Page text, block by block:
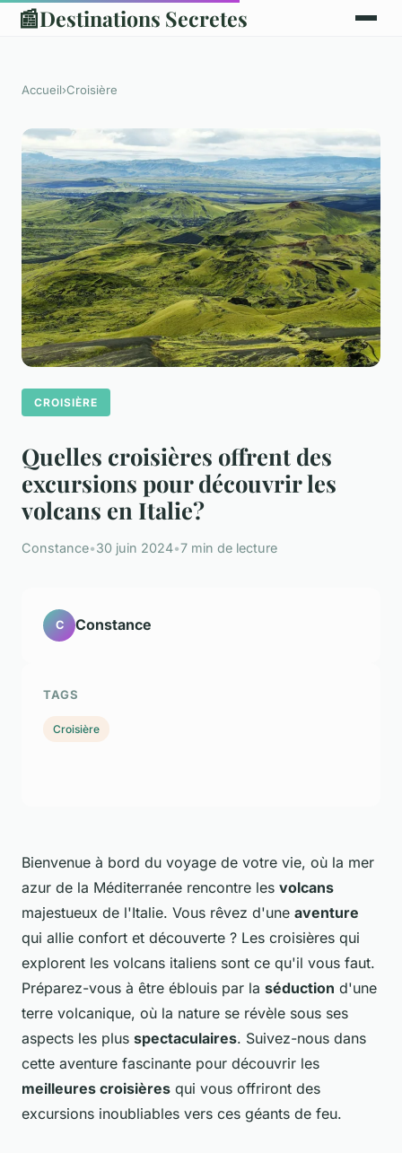
📰Destinations Secretes
Accueil›Croisière
CROISIÈRE
Quelles croisières offrent des
excursions pour découvrir les
volcans en Italie?
Constance•30 juin 2024•7 min de lecture
Bienvenue à bord du voyage de votre vie, où la mer
azur de la Méditerranée rencontre les volcans
majestueux de l'Italie. Vous rêvez d'une aventure
qui allie confort et découverte ? Les croisières qui
explorent les volcans italiens sont ce qu'il vous faut.
Préparez-vous à être éblouis par la séduction d'une
terre volcanique, où la nature se révèle sous ses
aspects les plus spectaculaires. Suivez-nous dans
cette aventure fascinante pour découvrir les
meilleures croisières qui vous offriront des
excursions inoubliables vers ces géants de feu.
C Constance
TAGS
Croisière